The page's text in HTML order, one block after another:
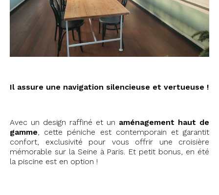
Il assure une navigation silencieuse et vertueuse !
Avec un design raffiné et un aménagement haut de
gamme, cette péniche est contemporain et garantit
confort, exclusivité pour vous offrir une croisière
mémorable sur la Seine à Paris. Et petit bonus, en été
la piscine est en option !